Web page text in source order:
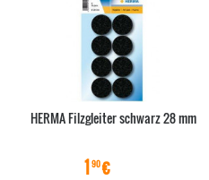
HERMA Filzgleiter schwarz 28 mm
1 90€